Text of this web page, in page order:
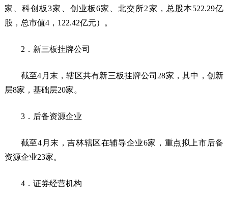
家、科创板3家、创业板6家、北交所2家，总股本522.29亿
股，总市值4，122.42亿元）。
2．新三板挂牌公司
截至4月末，辖区共有新三板挂牌公司28家，其中，创新
层8家，基础层20家。
3．后备资源企业
截至4月末，吉林辖区在辅导企业6家，重点拟上市后备
资源企业23家。
4．证券经营机构